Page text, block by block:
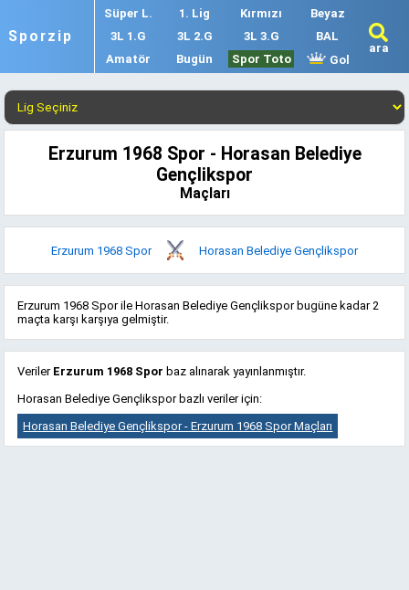
Sporzip
Süper L. 1. Lig Kırmızı
Beyaz
3L 1.G
3L 2.G 3L 3.G
BAL
Amatör
Bugün Spor Toto Gol
ara
Erzurum 1968 Spor - Horasan Belediye
Gençlikspor
Maçları
Erzurum 1968 Spor Horasan Belediye Gençlikspor
Erzurum 1968 Spor ile Horasan Belediye Gençlikspor bugüne kadar 2
maçta karşı karşıya gelmiştir.
Veriler Erzurum 1968 Spor baz alınarak yayınlanmıştır.
Horasan Belediye Gençlikspor bazlı veriler için:
Horasan Belediye Gençlikspor - Erzurum 1968 Spor Maçları